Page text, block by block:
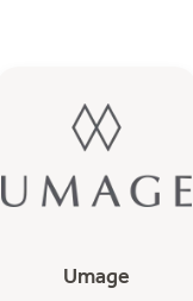
Umage